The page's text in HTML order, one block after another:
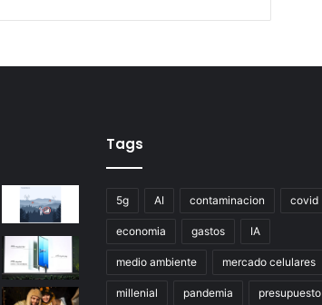
Tags
5g AI contaminacion covid
economia gastos IA
medio ambiente mercado celulares
millenial pandemia presupuesto